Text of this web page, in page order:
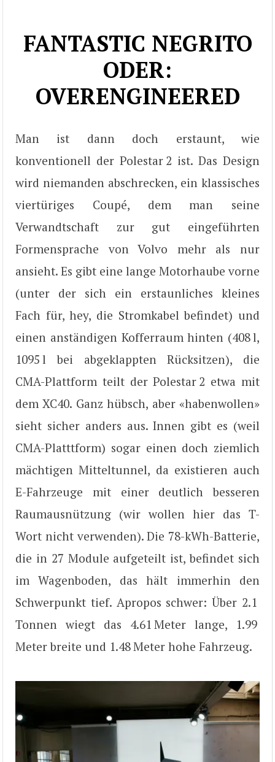
FANTASTIC NEGRITO
ODER:
OVERENGINEERED
Man ist dann doch erstaunt, wie
konventionell der Polestar 2 ist. Das Design
wird niemanden abschrecken, ein klassisches
viertüriges Coupé, dem man seine
Verwandtschaft zur gut eingeführten
Formensprache von Volvo mehr als nur
ansieht. Es gibt eine lange Motorhaube vorne
(unter der sich ein erstaunliches kleines
Fach für, hey, die Stromkabel befindet) und
einen anständigen Kofferraum hinten (408 l,
1095 l bei abgeklappten Rücksitzen), die
CMA-Plattform teilt der Polestar 2 etwa mit
dem XC40. Ganz hübsch, aber «habenwollen»
sieht sicher anders aus. Innen gibt es (weil
CMA-Platttform) sogar einen doch ziemlich
mächtigen Mitteltunnel, da existieren auch
E-Fahrzeuge mit einer deutlich besseren
Raumausnützung (wir wollen hier das T-
Wort nicht verwenden). Die 78-kWh-Batterie,
die in 27 Module aufgeteilt ist, befindet sich
im Wagenboden, das hält immerhin den
Schwerpunkt tief. Apropos schwer: Über 2.1
Tonnen wiegt das 4.61 Meter lange, 1.99
Meter breite und 1.48 Meter hohe Fahrzeug.